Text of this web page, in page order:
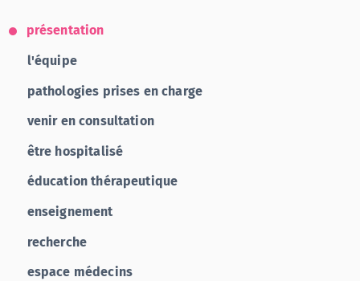
présentation
l'équipe
pathologies prises en charge
venir en consultation
être hospitalisé
éducation thérapeutique
enseignement
recherche
espace médecins